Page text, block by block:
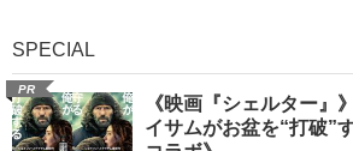
SPECIAL
PR
《映画『シェルター』
イサムがお盆を“打破”